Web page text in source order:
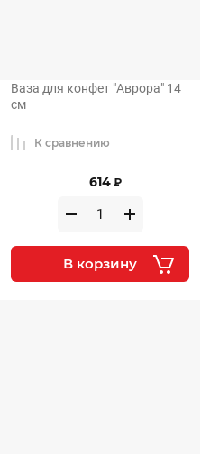
Ваза для конфет "Аврора" 14
см
614 ₽
К сравнению
В корзину